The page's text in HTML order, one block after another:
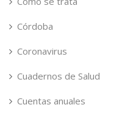
Córdoba
Coronavirus
Cuadernos de Salud
Cuentas anuales